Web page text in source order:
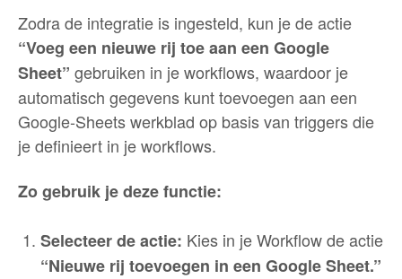
Zodra de integratie is ingesteld, kun je de actie
“Voeg een nieuwe rij toe aan een Google
Sheet” gebruiken in je workflows, waardoor je
automatisch gegevens kunt toevoegen aan een
Google-Sheets werkblad op basis van triggers die
je definieert in je workflows.
Zo gebruik je deze functie:
Selecteer de actie: Kies in je Workflow de actie
“Nieuwe rij toevoegen in een Google Sheet.”